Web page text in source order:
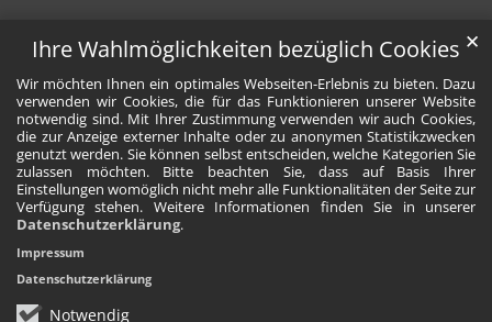
Ihre Wahlmöglichkeiten bezüglich Cookies
Wir möchten Ihnen ein optimales Webseiten-Erlebnis zu bieten. Dazu
verwenden wir Cookies, die für das Funktionieren unserer Website
notwendig sind. Mit Ihrer Zustimmung verwenden wir auch Cookies,
die zur Anzeige externer Inhalte oder zu anonymen Statistikzwecken
genutzt werden. Sie können selbst entscheiden, welche Kategorien Sie
zulassen möchten. Bitte beachten Sie, dass auf Basis Ihrer
Einstellungen womöglich nicht mehr alle Funktionalitäten der Seite zur
Verfügung stehen. Weitere Informationen finden Sie in unserer
Datenschutzerklärung.
Notwendig
✕
Impressum
Datenschutzerklärung